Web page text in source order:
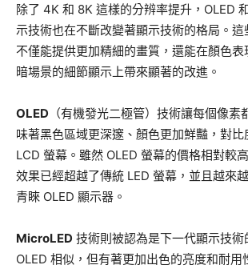
除了 4K 和 8K 這樣的分辨率提升，OLED
示技術也在不斷改變著顯示技術的格局。
不僅能提供更加精細的畫質，還能在顏色
暗場景的細節顯示上帶來顯著的改進。
OLED （有機發光二極管）技術讓每個像素
味著黑色區域更深邃、顏色更加鮮豔，對比
LCD 螢幕。雖然 OLED 螢幕的價格相對較
效果已經超越了傳統 LED 螢幕，並且越來
青睞 OLED 顯示器。
MicroLED 技術則被認為是下一代顯示技
OLED 相似，但有著更加出色的亮度和耐